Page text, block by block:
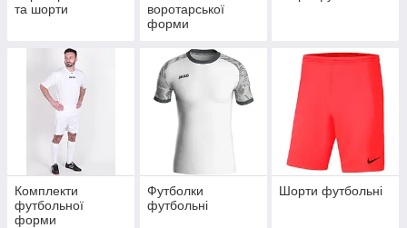
та шорти
воротарської
форми
Комплекти
футбольної
форми
Футболки
футбольні
Шорти футбольні